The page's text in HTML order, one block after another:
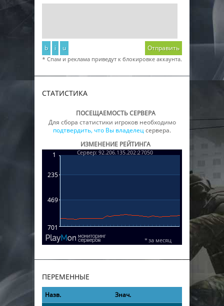
b i u Отправить
* Спам и реклама приведут к блокировке аккаунта.
СТАТИСТИКА
ПОСЕЩАЕМОСТЬ СЕРВЕРА
Для сбора статистики игроков необходимо
подтвердить, что Вы владелецсервера.
ИЗМЕНЕНИЕ РЕЙТИНГА
ПЕРЕМЕННЫЕ
Назв.
Знач.